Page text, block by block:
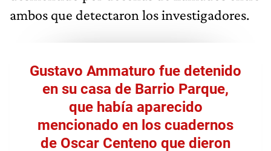
ambos que detectaron los investigadores.
Gustavo Ammaturo fue detenido
en su casa de Barrio Parque,
que había aparecido
mencionado en los cuadernos
de Oscar Centeno que dieron